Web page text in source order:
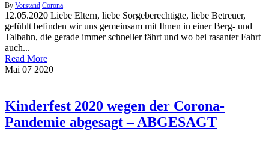
By Vorstand Corona
12.05.2020 Liebe Eltern, liebe Sorgeberechtigte, liebe Betreuer,
gefühlt befinden wir uns gemeinsam mit Ihnen in einer Berg- und
Talbahn, die gerade immer schneller fährt und wo bei rasanter Fahrt
auch...
Read More
Mai 07 2020
Kinderfest 2020 wegen der Corona-
Pandemie abgesagt – ABGESAGT